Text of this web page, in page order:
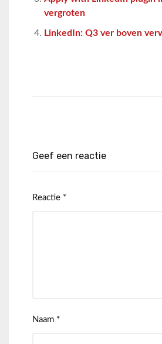
vergroten
LinkedIn: Q3 ver boven
Geef een reactie
Reactie *
Naam *